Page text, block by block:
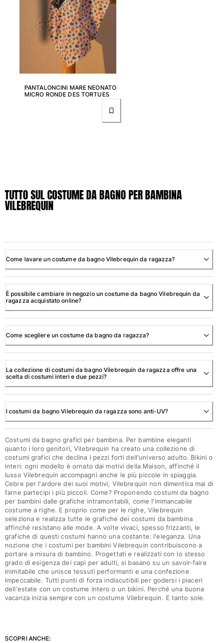
PANTALONCINI MARE NEONATO
MICRO RONDE DES TORTUES
TUTTO SUL COSTUME DA BAGNO PER BAMBINA
VILEBREQUIN
Come lavare un costume da bagno Vilebrequin da ragazza?
È possibile cambiare in negozio un costume da bagno Vilebrequin da
ragazza acquistato online?
Come scegliere un costume da bagno da ragazza?
La collezione di costumi da bagno Vilebrequin da ragazza offre una
scelta di costumi interi e due pezzi?
I costumi da bagno Vilebrequin da ragazza sono anti-UV?
Costumi da bagno grafici per bambina. Per bambine eleganti
quanto i loro genitori, Vilebrequin ha creato una collezione di
costumi grafici che declina i pezzi forti dell'universo adulto. Bikini o
interi: ogni modello è ornato dai motivi della Maison, affinché il
lusso Vilebrequin accompagni anche le più piccole in spiaggia.
Cebre per l'ardore dei suoi motivi, Vilebrequin non dimentica mai di
farne partecipi i più piccoli. Come? Proponendo costumi da bagno
per bambini dalle grafiche intramontabili, come l'immancabile
costume a righe. E proprio come per le righe, Vilebrequin
seleziona e realizza tutte le grafiche dei costumi da bambina
affinché resistano alle mode. A volte vivaci, spesso frizzanti, le
grafiche di questi costumi hanno una costante: l'eleganza. Una
nozione che i costumi per bambini Vilebrequin contribuiscono a
portare a misura di bambino. Progettati e realizzati con lo stesso
grado di esigenza dei capi per adulti, si basano su un savoir-faire
inimitabile che unisce tessuti performanti e una confezione
impeccabile. Tutti punti di forza indiscutibili per godersi i piaceri
dell'estate con un costume intero o un bikini. Perché una buona
vacanza inizia sempre con un costume Vilebrequin. E tanto sole.
SCOPRI ANCHE: